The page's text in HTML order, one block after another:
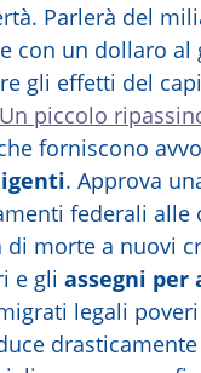
Parlerà del
con un dollaro al
gli effetti del
Un piccolo
forniscono
. Approva
federali alle
di morte a nuovi
e gliassegni per
legali poveri